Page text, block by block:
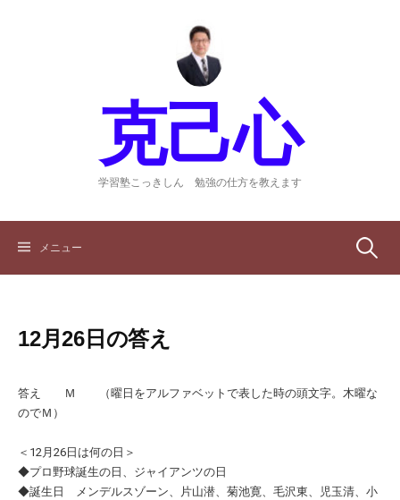
克己心
学習塾こっきしん 勉強の仕方を教えます
メニュー 検
12月26日の答え
答え Ｍ （曜日をアルファベットで表した時の頭文字。木曜な
のでＭ）
＜12月26日は何の日＞
◆プロ野球誕生の日、ジャイアンツの日
◆誕生日 メンデルスゾーン、片山潜、菊池寛、毛沢東、児玉清、小